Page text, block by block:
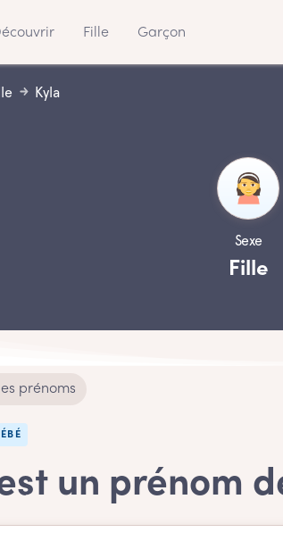
Fille Garçon
Kyla
Sexe
Fille
prénoms
un prénom